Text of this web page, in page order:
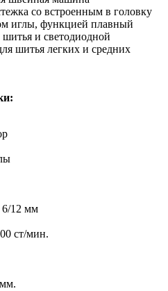
со встроенным в головку
иглы, функцией плавный
и светодиодной
шитья легких и средних
6/12 мм
ст/мин.